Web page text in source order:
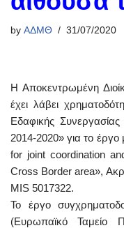
by ΑΔΜΘ 31/07/2020
Η Αποκεντρωμένη
έχει λάβει
Εδαφικής
2014-2020» για το έργο
for joint coordination
Cross Border area»,
MIS 5017322.
Το έργο
(Ευρωπαϊκό Ταμείο